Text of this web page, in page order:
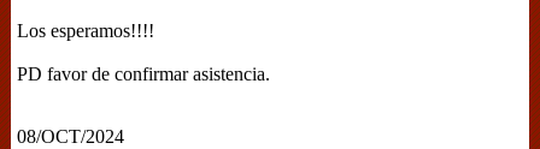
Los esperamos!!!!
PD favor de confirmar asistencia.
08/OCT/2024